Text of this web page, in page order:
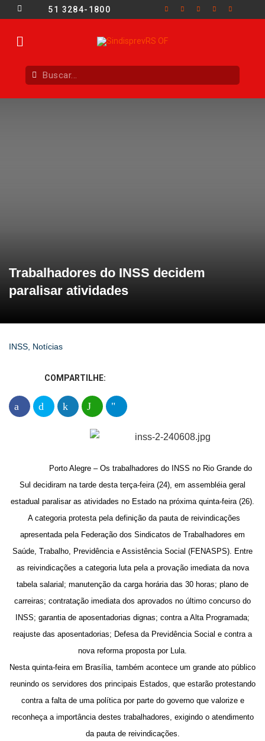
51 3284-1800
Trabalhadores do INSS decidem
paralisar atividades
INSS, Notícias
COMPARTILHE:
Porto Alegre – Os trabalhadores do INSS no Rio Grande do
Sul decidiram na tarde desta terça-feira (24), em assembléia geral
estadual paralisar as atividades no Estado na próxima quinta-feira (26).
A categoria protesta pela definição da pauta de reivindicações
apresentada pela Federação dos Sindicatos de Trabalhadores em
Saúde, Trabalho, Previdência e Assistência Social (FENASPS). Entre
as reivindicações a categoria luta pela a provação imediata da nova
tabela salarial; manutenção da carga horária das 30 horas; plano de
carreiras; contratação imediata dos aprovados no último concurso do
INSS; garantia de aposentadorias dignas; contra a Alta Programada;
reajuste das aposentadorias; Defesa da Previdência Social e contra a
nova reforma proposta por Lula.
Nesta quinta-feira em Brasília, também acontece um grande ato público
reunindo os servidores dos principais Estados, que estarão protestando
contra a falta de uma política por parte do governo que valorize e
reconheça a importância destes trabalhadores, exigindo o atendimento
da pauta de reivindicações.